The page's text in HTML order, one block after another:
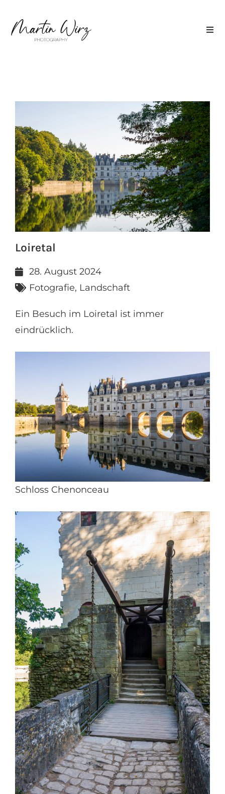
Loiretal
28. August 2024
Fotografie, Landschaft
Ein Besuch im Loiretal ist immer
eindrücklich.
Schloss Chenonceau